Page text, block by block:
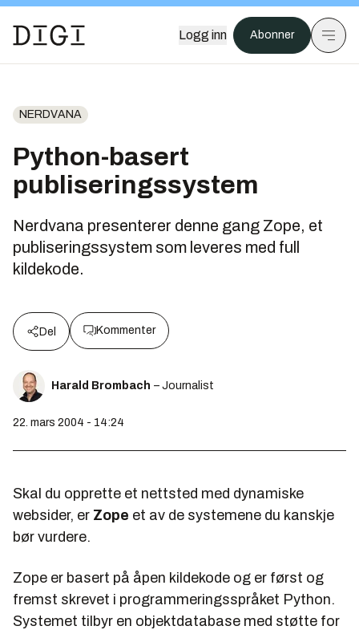
Logg inn Abonner
NERDVANA
Python-basert
publiseringssystem
Nerdvana presenterer denne gang Zope, et
publiseringssystem som leveres med full
kildekode.
Del Kommenter
Harald Brombach – Journalist
22. mars 2004 - 14:24
Skal du opprette et nettsted med dynamiske
websider, er Zope et av de systemene du kanskje
bør vurdere.
Zope er basert på åpen kildekode og er først og
fremst skrevet i programmeringsspråket Python.
Systemet tilbyr en objektdatabase med støtte for